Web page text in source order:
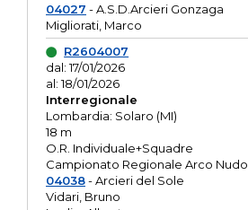
04027 - A.S.D.Arcieri Gonzaga
Migliorati, Marco
R2604007
dal: 17/01/2026
al: 18/01/2026
Interregionale
Lombardia: Solaro (MI)
18 m
O.R. Individuale+Squadre
Campionato Regionale Arco Nudo
04038- Arcieri del Sole
Vidari, Bruno